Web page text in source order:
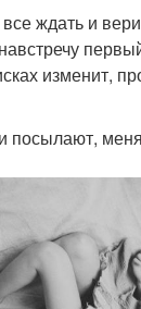
ждать и
изменит,
посылают,